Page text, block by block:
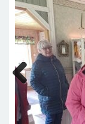
Previous